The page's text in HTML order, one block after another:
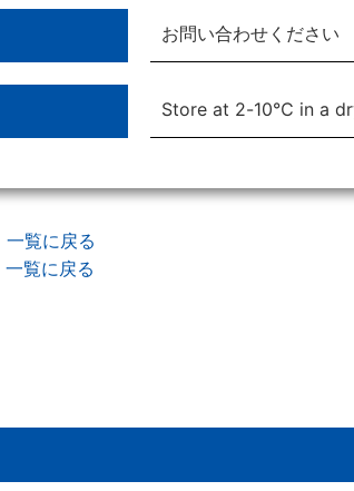
お問い合わせください
Store at 2-10℃ in a
覧に戻る
覧に戻る